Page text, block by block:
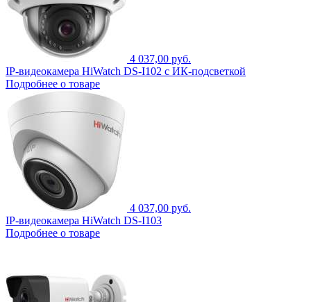
4 037,00 руб.
IP-видеокамера HiWatch DS-I102 с ИК-подсветкой
Подробнее о товаре
4 037,00 руб.
IP-видеокамера HiWatch DS-I103
Подробнее о товаре